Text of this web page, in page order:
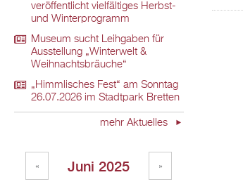
veröffentlicht vielfältiges Herbst-
und Winterprogramm
Museum sucht Leihgaben für
Ausstellung „Winterwelt &
Weihnachtsbräuche“
„Himmlisches Fest“ am Sonntag
26.07.2026 im Stadtpark Bretten
mehr Aktuelles
Juni 2025
« »